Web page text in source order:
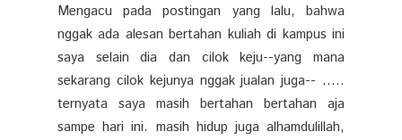
Mengacu pada postingan yang lalu, bahwa
nggak ada alesan bertahan kuliah di kampus ini
saya selain dia dan cilok keju--yang mana
sekarang cilok kejunya nggak jualan juga-- .....
ternyata saya masih bertahan bertahan aja
sampe hari ini. masih hidup juga alhamdulillah,